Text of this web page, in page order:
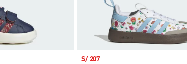
Precio de venta
S/ 207